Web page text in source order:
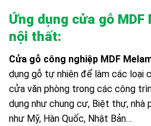
Ứng dụng cửa gỗ
nội thất:
Cửa gỗ công nghiệp MDF
dụng gỗ tự nhiên để làm các loại
cửa văn phòng trong các công
dụng như chung cư, Biệt thự,
như Mỹ, Hàn Quốc, Nhật Bản…